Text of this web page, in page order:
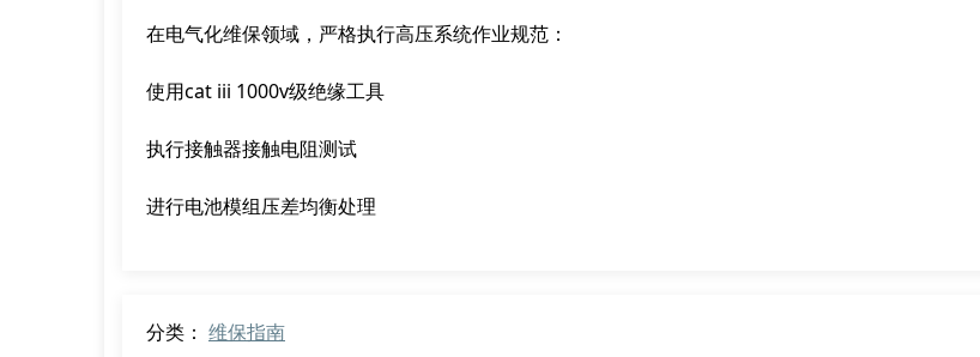
在电气化维保领域，严格执行高压系统作业规范：
使用cat iii 1000v级绝缘工具
执行接触器接触电阻测试
进行电池模组压差均衡处理
分类： 维保指南